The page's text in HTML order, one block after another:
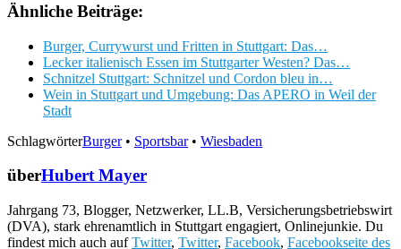
Ähnliche Beiträge:
Burger, Currywurst und Fritten in Stuttgart: Das…
Lecker italienisch Essen im Stuttgarter Westen? Das…
Schnitzel Stuttgart: Schnitzel und Cordon bleu in…
Wein in Stuttgart und Umgebung: Das APERO in Weil der
Stadt
SchlagwörterBurger• Sportsbar• Wiesbaden
überHubert Mayer
Jahrgang 73, Blogger, Netzwerker, LL.B, Versicherungsbetriebswirt
(DVA), stark ehrenamtlich in Stuttgart engagiert, Onlinejunkie. Du
findest mich auch aufTwitter, Twitter, Facebook, Facebookseite des